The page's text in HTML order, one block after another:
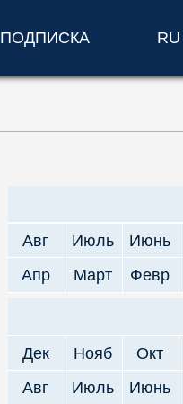
ПОДПИСКА RU
Авг
Июль Июнь
Апр
Март Февр
Дек
Нояб Окт
Авг
Июль Июнь